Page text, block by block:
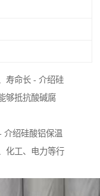
寿命长 - 介绍硅
够抵抗酸碱腐
介绍硅酸铝保温
化工、电力等行